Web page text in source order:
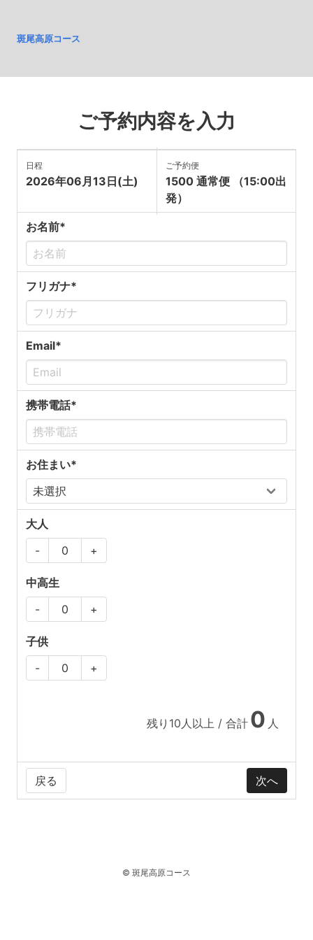
斑尾高原コース
ご予約内容を入力
日程
2026年06月13日(土)
ご予約便
1500 通常便 （15:00出
発）
お名前*
フリガナ*
Email*
携帯電話*
お住まい*
大人
-
+
中高生
-
+
子供
-
+
残り 10人以上 / 合計 0 人
戻る
© 斑尾高原コース